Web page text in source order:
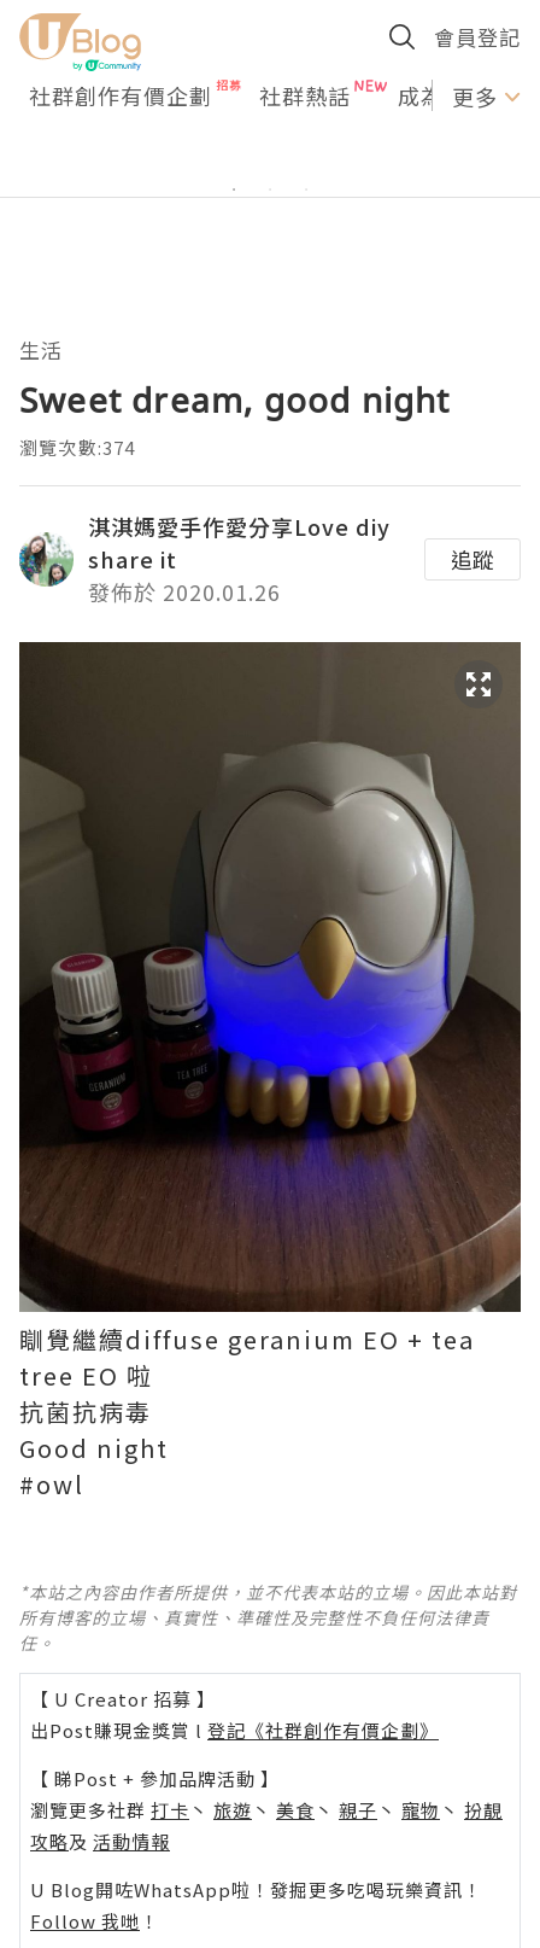
會員登記
社群創作有價企劃 社群熱話 成為U更多
生活
Sweet dream, good night
瀏覽次數:374
淇淇媽愛手作愛分享Love diy
share it
發佈於 2020.01.26
追蹤
瞓覺繼續diffuse geranium EO + tea
tree EO 啦
抗菌抗病毒
Good night
#owl
*本站之內容由作者所提供，並不代表本站的立場。因此本站對
所有博客的立場、真實性、準確性及完整性不負任何法律責
任。
【 U Creator 招募 】
出Post賺現金獎賞 l 登記《社群創作有價企劃》
【 睇Post + 參加品牌活動 】
瀏覽更多社群 打卡 丶 旅遊 丶 美食 丶 親子 丶 寵物 丶 扮靚
攻略及 活動情報
U Blog開咗WhatsApp啦！發掘更多吃喝玩樂資訊！
Follow 我哋 ！